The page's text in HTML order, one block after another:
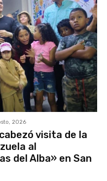
2026
visita de la
al
del Alba» en San